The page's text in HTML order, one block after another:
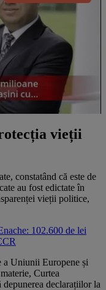
vieții
constatând că este de
au fost edictate în
vieții politice,
102.600 de lei
a Uniunii Europene și
Curtea
declarațiilor la